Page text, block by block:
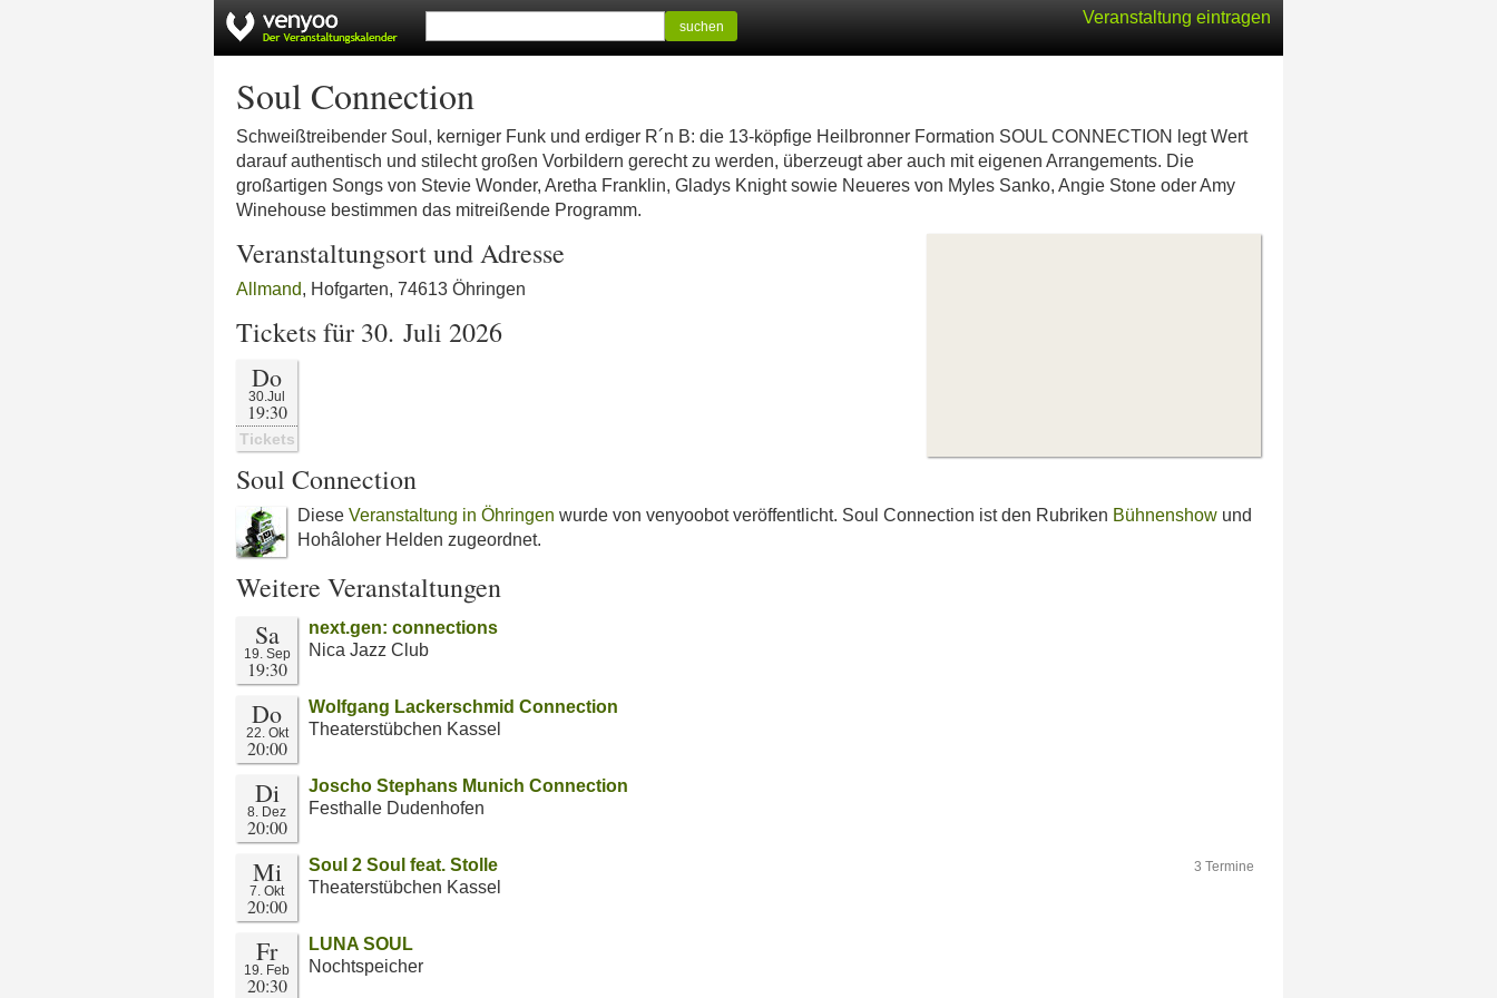
Veranstaltung eintragen
suchen
Soul Connection
Schweißtreibender Soul, kerniger Funk und erdiger R´n B: die 13-köpfige Heilbronner Formation SOUL CONNECTION legt Wert
darauf authentisch und stilecht großen Vorbildern gerecht zu werden, überzeugt aber auch mit eigenen Arrangements. Die
großartigen Songs von Stevie Wonder, Aretha Franklin, Gladys Knight sowie Neueres von Myles Sanko, Angie Stone oder Amy
Winehouse bestimmen das mitreißende Programm.
Veranstaltungsort und Adresse
Allmand, Hofgarten, 74613 Öhringen
Tickets für 30. Juli 2026
Do
30.Jul
19:30
Tickets
Soul Connection
Diese Veranstaltung in Öhringen wurde von venyoobot veröffentlicht. Soul Connection ist den Rubriken Bühnenshow und
Hohâloher Helden zugeordnet.
Weitere Veranstaltungen
Sa
19. Sep
19:30
next.gen: connections
Nica Jazz Club
Do
22. Okt
20:00
Wolfgang Lackerschmid Connection
Theaterstübchen Kassel
Di
8. Dez
20:00
Joscho Stephans Munich Connection
Festhalle Dudenhofen
Mi
7. Okt
20:00
3 Termine
Soul 2 Soul feat. Stolle
Theaterstübchen Kassel
Fr
19. Feb
20:30
LUNA SOUL
Nochtspeicher